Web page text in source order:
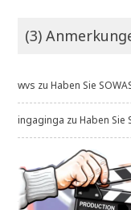
(3)
wvs zuHaben Sie
ingaginga zuHaben Sie